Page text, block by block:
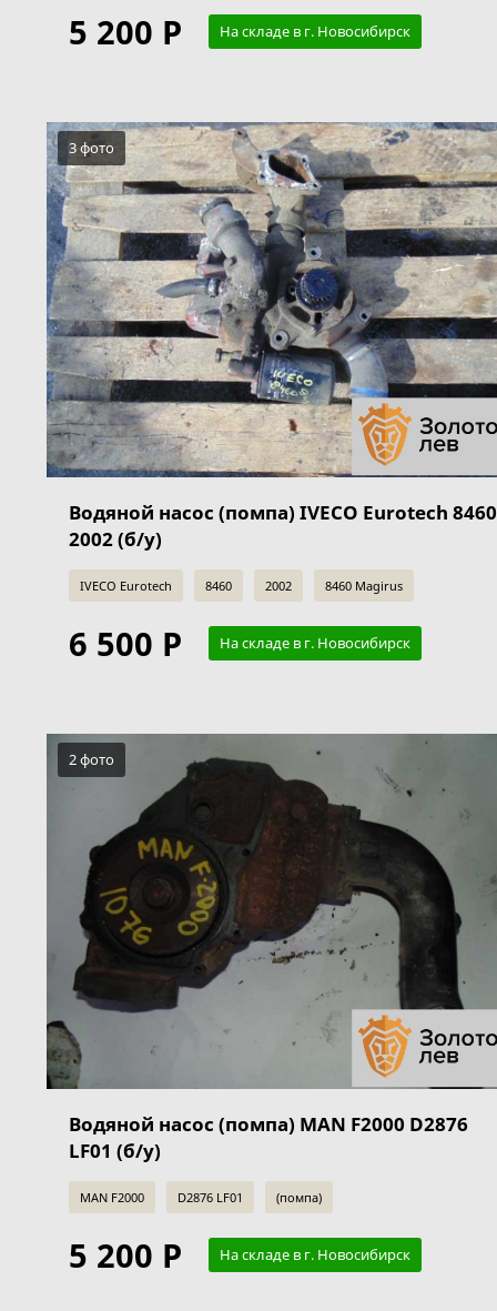
5 200 Р На складе в г. Новосибирск
3 фото
Водяной насос (помпа) IVECO Eurotech 8460
2002 (б/у)
IVECO Eurotech 8460 2002 8460 Magirus
6 500 Р На складе в г. Новосибирск
2 фото
Водяной насос (помпа) MAN F2000 D2876
LF01 (б/у)
MAN F2000 D2876 LF01 (помпа)
5 200 Р На складе в г. Новосибирск